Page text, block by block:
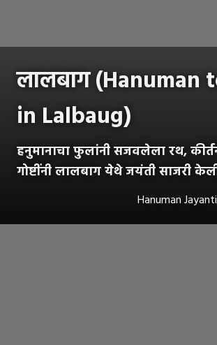
लालबाग (Hanuman
in Lalbaug)
हनुमानाचा फुलांनी सजवलेला रथ,
गोष्टींनी लालबाग येथे जयंती साजरी
Hanuman